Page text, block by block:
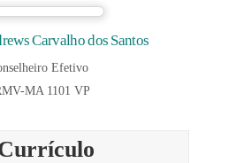
Carvalho dos Santos
Efetivo
MA 1101 VP